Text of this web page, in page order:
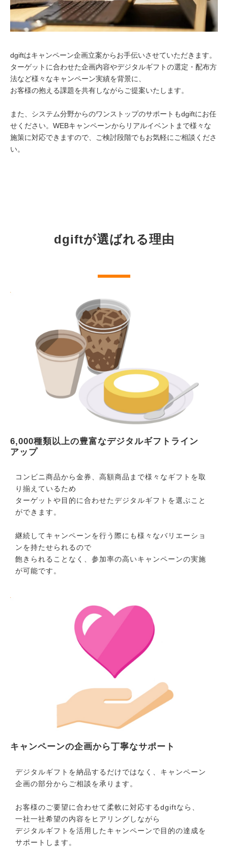
dgiftはキャンペーン企画立案からお手伝いさせていただき​ます。
ターゲットに合わせた企画内容やデジタルギフトの​選定・配布方
法など様々なキャンペーン実績を背景に、​
お客様の抱える課題を共有しながらご提案いたします。​
また、システム分野からのワンストップのサポートもdgiftにお任
せください。WEBキャンペーンからリアルイベントまで様々な
施策に対応できますので、ご検討段階でもお気軽にご相談くださ
い。​
dgiftが選ばれる理由
6,000種類以上の豊富なデジタルギフトライン
アップ
コンビニ商品から金券、高額商品まで様々なギフトを取
り揃えているため
ターゲットや目的に合わせたデジタルギフトを選ぶこと
ができます。
継続してキャンペーンを行う際にも様々なバリエーショ
ンを持たせられるので
飽きられることなく、参加率の高いキャンペーンの実施
が可能です。
キャンペーンの企画から丁寧なサポート
デジタルギフトを納品するだけではなく、キャンペーン
企画の部分からご相談を承ります。
お客様のご要望に合わせて柔軟に対応するdgiftなら、
一社一社希望の内容をヒアリングしながら
デジタルギフトを活用したキャンペーンで目的の達成を
サポートします。